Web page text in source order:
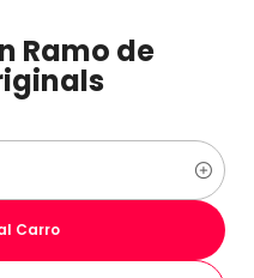
Ramo de
Carro